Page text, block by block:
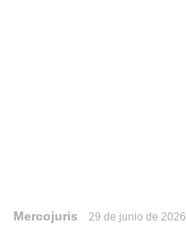
Mercojuris 29 de junio de 2026